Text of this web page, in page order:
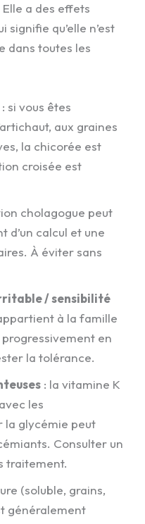
a des effets
qu’elle n’est
dans toutes les
: si vous êtes
aux graines
la chicorée est
croisée est
cholagogue peut
d’un calcul et une
À éviter sans
/ sensibilité
à la famille
en
la tolérance.
: la vitamine K
les
la glycémie peut
Consulter un
traitement.
(soluble, grains,
généralement